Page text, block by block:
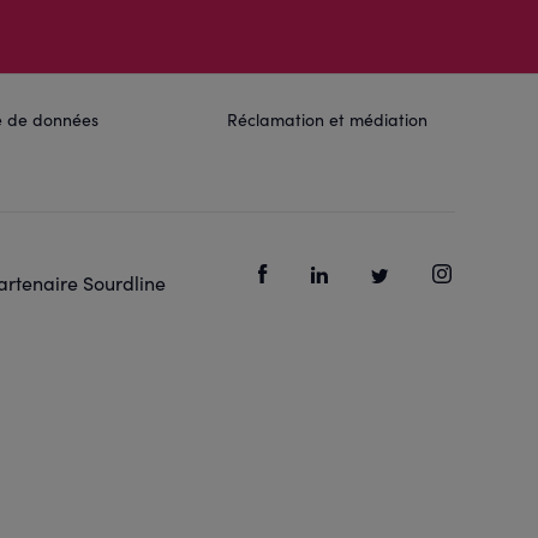
de données Réclamation et médiation